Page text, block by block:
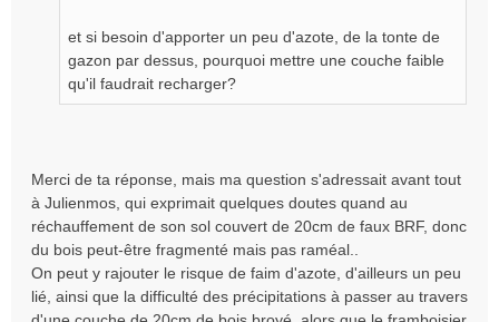
et si besoin d'apporter un peu d'azote, de la tonte de
gazon par dessus, pourquoi mettre une couche faible
qu'il faudrait recharger?
Merci de ta réponse, mais ma question s'adressait avant tout
à Julienmos, qui exprimait quelques doutes quand au
réchauffement de son sol couvert de 20cm de faux BRF, donc
du bois peut-être fragmenté mais pas raméal..
On peut y rajouter le risque de faim d'azote, d'ailleurs un peu
lié, ainsi que la difficulté des précipitations à passer au travers